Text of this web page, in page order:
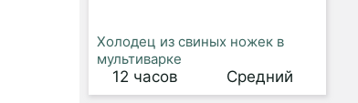
Холодец из свиных ножек в
мультиварке
12 часов Средний